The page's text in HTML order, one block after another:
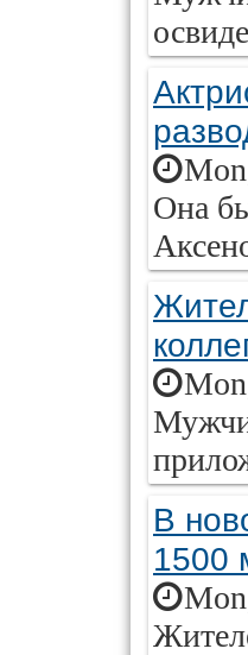
Она
В
1500